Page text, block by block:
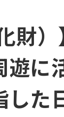
財
遊に
た